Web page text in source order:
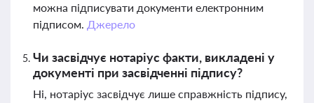
можна підписувати документи електронним
підписом. Джерело
Чи засвідчує нотаріус факти, викладені у
документі при засвідченні підпису?
Ні, нотаріус засвідчує лише справжність підпису,